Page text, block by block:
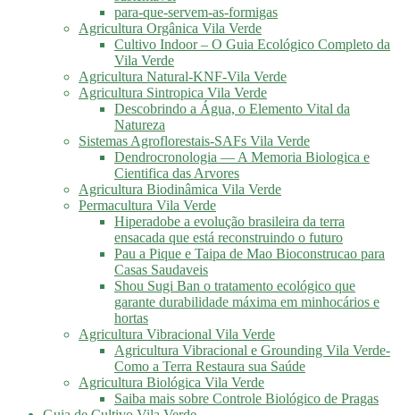
para-que-servem-as-formigas
Agricultura Orgânica Vila Verde
Cultivo Indoor – O Guia Ecológico Completo da
Vila Verde
Agricultura Natural-KNF-Vila Verde
Agricultura Sintropica Vila Verde
Descobrindo a Água, o Elemento Vital da
Natureza
Sistemas Agroflorestais-SAFs Vila Verde
Dendrocronologia — A Memoria Biologica e
Cientifica das Arvores
Agricultura Biodinâmica Vila Verde
Permacultura Vila Verde
Hiperadobe a evolução brasileira da terra
ensacada que está reconstruindo o futuro
Pau a Pique e Taipa de Mao Bioconstrucao para
Casas Saudaveis
Shou Sugi Ban o tratamento ecológico que
garante durabilidade máxima em minhocários e
hortas
Agricultura Vibracional Vila Verde
Agricultura Vibracional e Grounding Vila Verde-
Como a Terra Restaura sua Saúde
Agricultura Biológica Vila Verde
Saiba mais sobre Controle Biológico de Pragas